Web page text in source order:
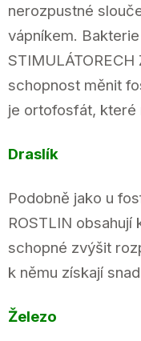
nerozpustné
vápníkem.
schopnost měnit
je ortofosfát, které
Draslík
Podobně jako u
ROSTLIN
schopné zvýšit
k němu získají
Železo